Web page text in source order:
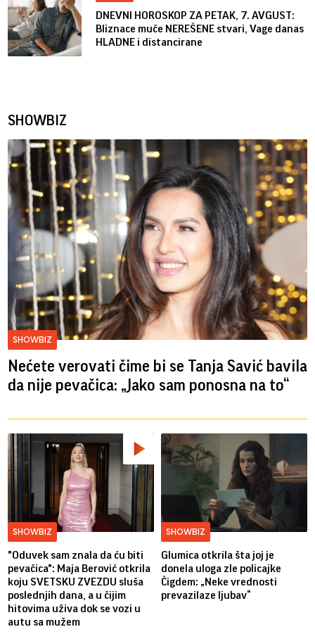
DNEVNI HOROSKOP ZA PETAK, 7. AVGUST:
Bliznace muče NEREŠENE stvari, Vage danas
HLADNE i distancirane
SHOWBIZ
SHOWBIZ
Nećete verovati čime bi se Tanja Savić bavila
da nije pevačica: „Jako sam ponosna na to“
SHOWBIZ
"Oduvek sam znala da ću biti
pevačica": Maja Berović otkrila
koju SVETSKU ZVEZDU sluša
poslednjih dana, a u čijim
hitovima uživa dok se vozi u
autu sa mužem
SHOWBIZ
Glumica otkrila šta joj je
donela uloga zle policajke
Čigdem: „Neke vrednosti
prevazilaze ljubav“